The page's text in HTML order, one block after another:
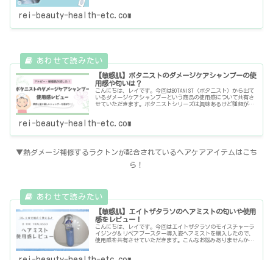
rei-beauty-health-etc.com
【敏感肌】ボタニストのダメージケアシャンプーの使
用感や匂いは？
こんにちは、レイです。今回はBOTANIST（ボタニスト）から出て
いるダメージケアシャンプーという商品の使用感について共有さ
せていただきます。ボタニストシリーズは興味あるけど種類が多
rei-beauty-health-etc.com
▼熱ダメージ補修するラクトンが配合されているヘアケアアイテムはこち
ら！
【敏感肌】エイトザタラソのヘアミストの匂いや使用
感をレビュー！
こんにちは、レイです。今回はエイトザタラソのモイスチャーラ
イジング＆リペアブースター導入液ヘアミストを購入したので、
使用感を共有させていただきます。こんなお悩みありませんか？